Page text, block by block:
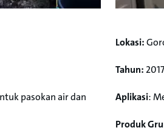
pasokan air dan
Lokasi:
Tahun: 2017
Aplikasi:
Produk